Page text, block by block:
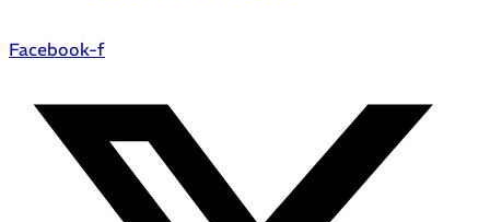
Facebook-f